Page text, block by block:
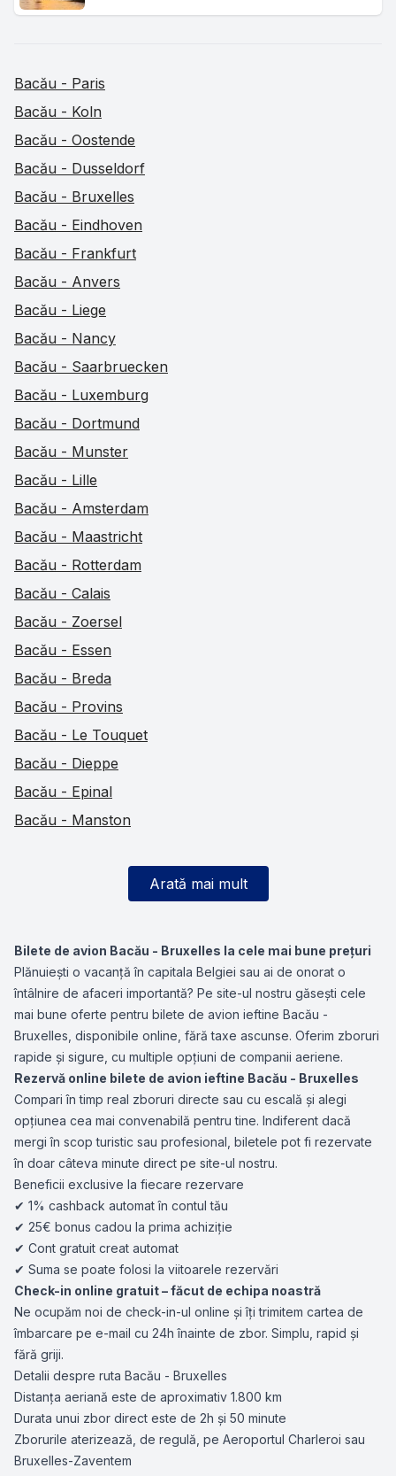
Bacău - Paris
Bacău - Koln
Bacău - Oostende
Bacău - Dusseldorf
Bacău - Bruxelles
Bacău - Eindhoven
Bacău - Frankfurt
Bacău - Anvers
Bacău - Liege
Bacău - Nancy
Bacău - Saarbruecken
Bacău - Luxemburg
Bacău - Dortmund
Bacău - Munster
Bacău - Lille
Bacău - Amsterdam
Bacău - Maastricht
Bacău - Rotterdam
Bacău - Calais
Bacău - Zoersel
Bacău - Essen
Bacău - Breda
Bacău - Provins
Bacău - Le Touquet
Bacău - Dieppe
Bacău - Epinal
Bacău - Manston
Arată mai mult
Bilete de avion Bacău - Bruxelles la cele mai bune prețuri
Plănuiești o vacanță în capitala Belgiei sau ai de onorat o
întâlnire de afaceri importantă? Pe site-ul nostru găsești cele
mai bune oferte pentru bilete de avion ieftine Bacău -
Bruxelles, disponibile online, fără taxe ascunse. Oferim zboruri
rapide și sigure, cu multiple opțiuni de companii aeriene.
Rezervă online bilete de avion ieftine Bacău - Bruxelles
Compari în timp real zboruri directe sau cu escală și alegi
opțiunea cea mai convenabilă pentru tine. Indiferent dacă
mergi în scop turistic sau profesional, biletele pot fi rezervate
în doar câteva minute direct pe site-ul nostru.
Beneficii exclusive la fiecare rezervare
✔ 1% cashback automat în contul tău
✔ 25€ bonus cadou la prima achiziție
✔ Cont gratuit creat automat
✔ Suma se poate folosi la viitoarele rezervări
Check-in online gratuit – făcut de echipa noastră
Ne ocupăm noi de check-in-ul online și îți trimitem cartea de
îmbarcare pe e-mail cu 24h înainte de zbor. Simplu, rapid și
fără griji.
Detalii despre ruta Bacău - Bruxelles
Distanța aeriană este de aproximativ 1.800 km
Durata unui zbor direct este de 2h și 50 minute
Zborurile aterizează, de regulă, pe Aeroportul Charleroi sau
Bruxelles-Zaventem